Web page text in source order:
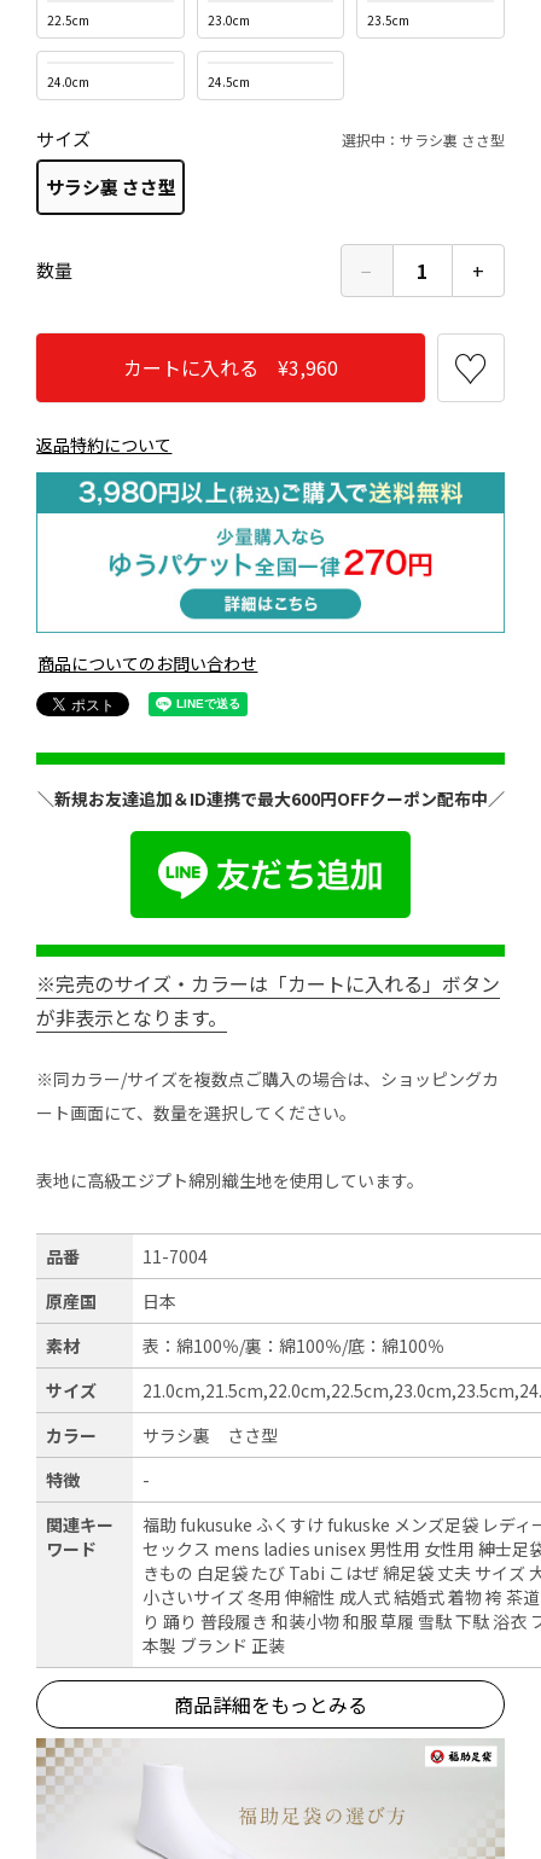
22.5cm 23.0cm 23.5cm
24.0cm 24.5cm
サイズ 選択中：サラシ裏 ささ型
サラシ裏 ささ型
数量 − 1 +
カートに入れる ¥3,960
返品特約について
商品についてのお問い合わせ
＼新規お友達追加＆ID連携で最大600円OFFクーポン配布中／
※完売のサイズ・カラーは「カートに入れる」ボタン
が非表示となります。
※同カラー/サイズを複数点ご購入の場合は、ショッピングカ
ート画面にて、数量を選択してください。
表地に高級エジプト綿別織生地を使用しています。
品番
11-7004
原産国
日本
素材
表：綿100％/裏：綿100％/底：綿100％
サイズ
カラー
サラシ裏 ささ型
特徴
-
関連キー
ワード
福助 fukusuke ふくすけ fukuske メンズ足袋 レディ
セックス mens ladies unisex 男性用 女性用 紳士足
きもの 白足袋 たび Tabi こはぜ 綿足袋 丈夫 サイズ
小さいサイズ 冬用 伸縮性 成人式 結婚式 着物 袴 茶
り 踊り 普段履き 和装小物 和服 草履 雪駄 下駄 浴衣
本製 ブランド 正装
商品詳細をもっとみる